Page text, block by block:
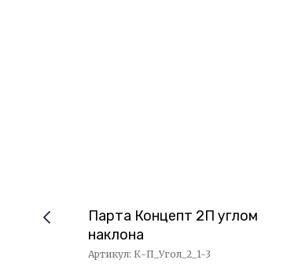
Парта Концепт 2П углом
наклона
Артикул: К-П_Угол_2_1-3